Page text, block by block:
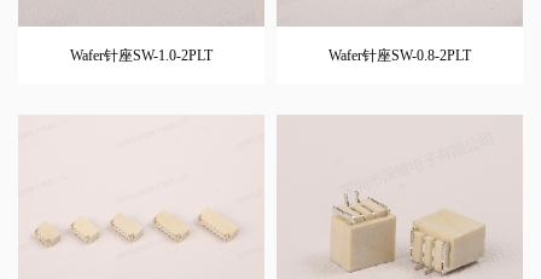
Wafer针座SW-1.0-2PLT Wafer针座SW-0.8-2PLT